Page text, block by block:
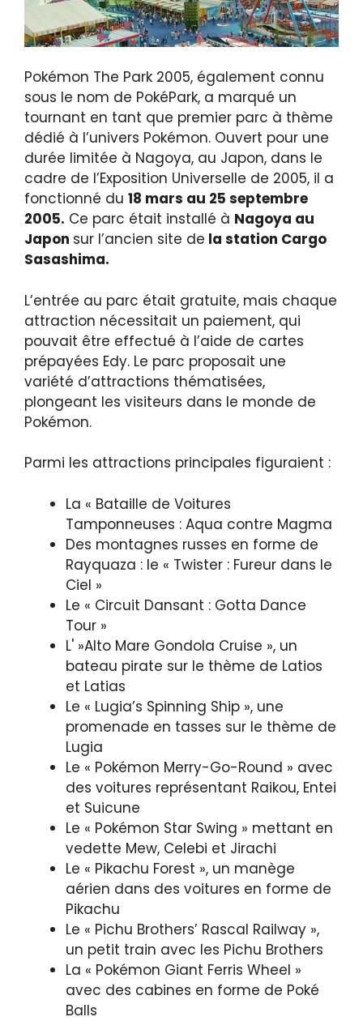
Pokémon The Park 2005, également connu
sous le nom de PokéPark, a marqué un
tournant en tant que premier parc à thème
dédié à l’univers Pokémon. Ouvert pour une
durée limitée à Nagoya, au Japon, dans le
cadre de l’Exposition Universelle de 2005, il a
fonctionné du 18 mars au 25 septembre
2005. Ce parc était installé à Nagoya au
Japon sur l’ancien site de la station Cargo
Sasashima.
L’entrée au parc était gratuite, mais chaque
attraction nécessitait un paiement, qui
pouvait être effectué à l’aide de cartes
prépayées Edy. Le parc proposait une
variété d’attractions thématisées,
plongeant les visiteurs dans le monde de
Pokémon.
Parmi les attractions principales figuraient :
La « Bataille de Voitures
Tamponneuses : Aqua contre Magma
Des montagnes russes en forme de
Rayquaza : le « Twister : Fureur dans le
Ciel »
Le « Circuit Dansant : Gotta Dance
Tour »
L' »Alto Mare Gondola Cruise », un
bateau pirate sur le thème de Latios
et Latias
Le « Lugia’s Spinning Ship », une
promenade en tasses sur le thème de
Lugia
Le « Pokémon Merry-Go-Round » avec
des voitures représentant Raikou, Entei
et Suicune
Le « Pokémon Star Swing » mettant en
vedette Mew, Celebi et Jirachi
Le « Pikachu Forest », un manège
aérien dans des voitures en forme de
Pikachu
Le « Pichu Brothers’ Rascal Railway »,
un petit train avec les Pichu Brothers
La « Pokémon Giant Ferris Wheel »
avec des cabines en forme de Poké
Balls